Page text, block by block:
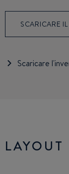
SCARICARE
Scaricare
LAYOUT